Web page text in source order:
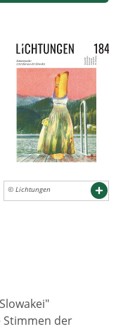
© Lichtungen
Stimmen der